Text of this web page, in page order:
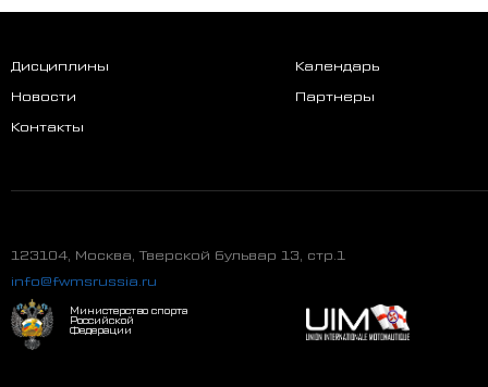
Дисциплины
Календарь
Новости
Партнеры
Контакты
123104, Москва, Тверской бульвар 13, стр.1
info@fwmsrussia.ru
Министерство спорта
Российской
Федерации